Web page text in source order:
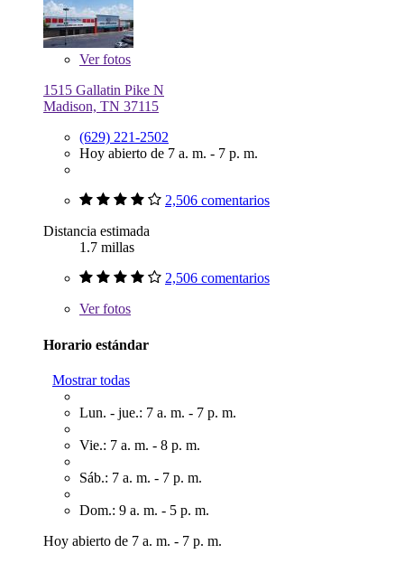
Verfotos
1515 Gallatin Pike N
Madison, TN 37115
(629) 221-2502
Hoy abierto de 7 a. m. - 7 p. m.
2,506 comentarios
Distancia estimada
1.7 millas
2,506 comentarios
Verfotos
Horario estándar
Mostrar todas
Lun. - jue.: 7 a. m. - 7 p. m.
Vie.: 7 a. m. - 8 p. m.
Sáb.: 7 a. m. - 7 p. m.
Dom.: 9 a. m. - 5 p. m.
Hoy abierto de 7 a. m. - 7 p. m.